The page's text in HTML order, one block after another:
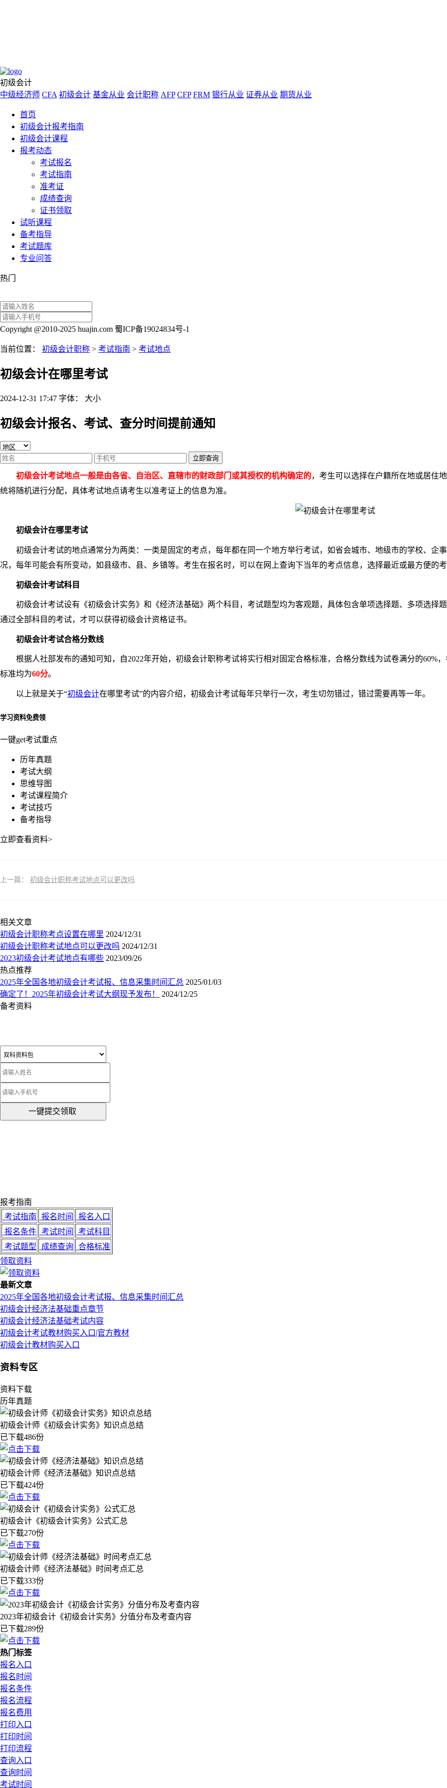
初级会计
中级经济师 CFA 初级会计 基金从业 会计职称 AFP CFP FRM 银行从业 证券从业 期货从业
首页
初级会计报考指南
初级会计课程
报考动态
考试报名
考试指南
准考证
成绩查询
证书领取
试听课程
备考指导
考试题库
专业问答
热门
Copyright @2010-2025 huajin.com 蜀ICP备19024834号-1
当前位置： 初级会计职称 > 考试指南 > 考试地点
初级会计在哪里考试
2024-12-31 17:47 字体： 大小
初级会计报名、考试、查分时间提前通知
立即查询
初级会计考试地点一般是由各省、自治区、直辖市的财政部门或其授权的机构确定的，考生可以选择在户籍所在地或居住
统将随机进行分配，具体考试地点请考生以准考证上的信息为准。
初级会计在哪里考试
初级会计考试的地点通常分为两类：一类是固定的考点，每年都在同一个地方举行考试，如省会城市、地级市的学校、企
况，每年可能会有所变动，如县级市、县、乡镇等。考生在报名时，可以在网上查询下当年的考点信息，选择最近或最方便的考
初级会计考试科目
初级会计考试设有《初级会计实务》和《经济法基础》两个科目，考试题型均为客观题，具体包含单项选择题、多项选择
通过全部科目的考试，才可以获得初级会计资格证书。
初级会计考试合格分数线
根据人社部发布的通知可知，自2022年开始，初级会计职称考试将实行相对固定合格标准，合格分数线为试卷满分的60%
标准均为60分。
以上就是关于“初级会计在哪里考试”的内容介绍，初级会计考试每年只举行一次，考生切勿错过，错过需要再等一年。
学习资料免费领
一键get考试重点
历年真题
考试大纲
思维导图
考试课程简介
考试技巧
备考指导
立即查看资料>
上一篇： 初级会计职称考试地点可以更改吗
相关文章
初级会计职称考点设置在哪里 2024/12/31
初级会计职称考试地点可以更改吗 2024/12/31
2023初级会计考试地点有哪些 2023/09/26
热点推荐
2025年全国各地初级会计考试报、信息采集时间汇总 2025/01/03
确定了！2025年初级会计考试大纲现予发布！
2024/12/25
备考资料
一键提交领取
报考指南
考试指南
报名时间
报名入口
报名条件 考试时间
考试科目
考试题型
成绩查询
合格标准
领取资料
最新文章
2025年全国各地初级会计考试报、信息采集时间汇总
初级会计经济法基础重点章节
初级会计经济法基础考试内容
初级会计考试教材购买入口|官方教材
初级会计教材购买入口
资料专区
资料下载
历年真题
初级会计师《初级会计实务》知识点总结
已下载486份
初级会计师《经济法基础》知识点总结
已下载424份
初级会计《初级会计实务》公式汇总
已下载270份
初级会计师《经济法基础》时间考点汇总
已下载333份
2023年初级会计《初级会计实务》分值分布及考查内容
已下载289份
热门标签
报名入口
报名时间
报名条件
报名流程
报名费用
打印入口
打印时间
打印流程
查询入口
查询时间
考试时间